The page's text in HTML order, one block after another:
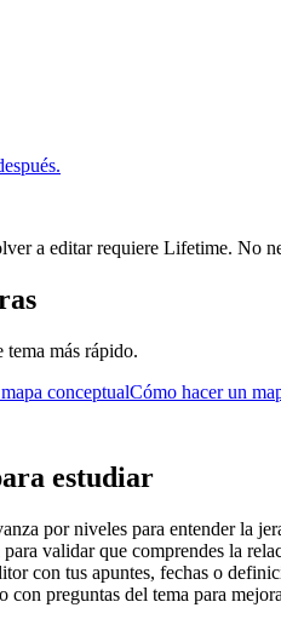
a editar requiere Lifetime. No
más rápido.
conceptualCómo hacer un
estudiar
por niveles para entender la
validar que comprendes la
con tus apuntes, fechas o
con preguntas del tema para